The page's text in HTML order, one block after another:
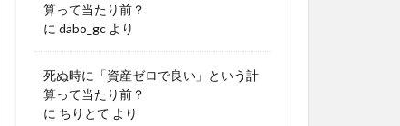
算って当たり前？
に dabo_gc より
死ぬ時に「資産ゼロで良い」という計
算って当たり前？
に ちりとて より